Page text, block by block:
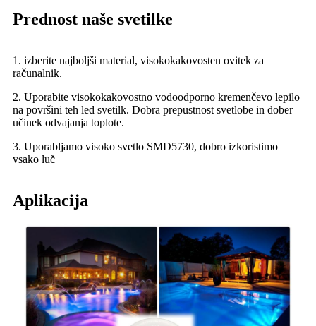
Prednost naše svetilke
1. izberite najboljši material, visokokakovosten ovitek za
računalnik.
2. Uporabite visokokakovostno vodoodporno kremenčevo lepilo
na površini teh led svetilk. Dobra prepustnost svetlobe in dober
učinek odvajanja toplote.
3. Uporabljamo visoko svetlo SMD5730, dobro izkoristimo
vsako luč
Aplikacija